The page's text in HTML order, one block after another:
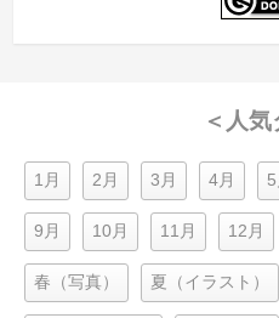
＜人
1月 2月 3月 4月 5
9月 10月 11月 12月
春（写真） 夏（イラスト）